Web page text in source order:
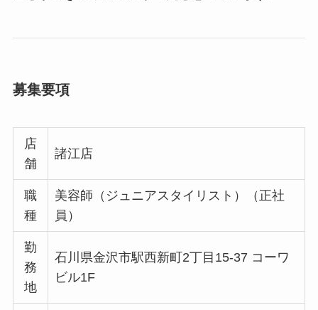
募集要項
店
舗
諸江店
職
種
美容師（ジュニアスタイリスト）（正社
員）
勤
務
地
石川県金沢市駅西新町2丁目15-37 コーワ
ビル1F